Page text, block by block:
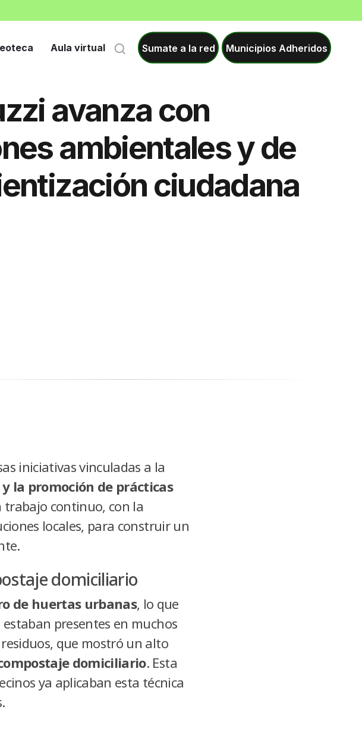
Aula virtual Sumate a la red Municipios Adheridos
avanza con
ambientales y de
ciudadana
iniciativas vinculadas a la
la promoción de prácticas
trabajo continuo, con la
locales, para construir un
domiciliario
de huertas urbanas, lo que
presentes en muchos
que mostró un alto
domiciliario. Esta
ya aplicaban esta técnica